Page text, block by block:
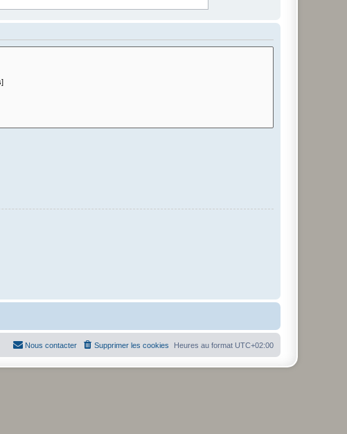
Heures au format UTC+02:00
Supprimer les cookies
Nous contacter